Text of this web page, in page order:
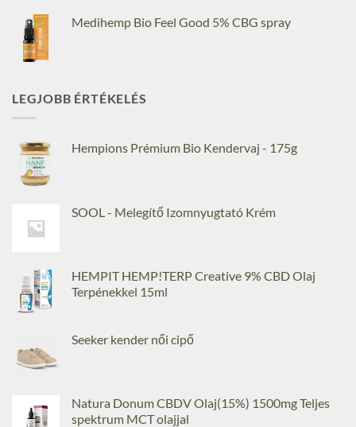
Medihemp Bio Feel Good 5% CBG spray
LEGJOBB ÉRTÉKELÉS
Hempions Prémium Bio Kendervaj - 175g
SOOL - Melegítő Izomnyugtató Krém
HEMPIT HEMP!TERP Creative 9% CBD Olaj
Terpénekkel 15ml
Seeker kender női cipő
Natura Donum CBDV Olaj(15%) 1500mg Teljes
spektrum MCT olajjal